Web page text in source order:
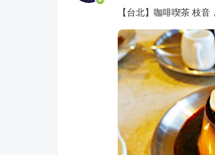
【台北】咖啡喫茶 枝